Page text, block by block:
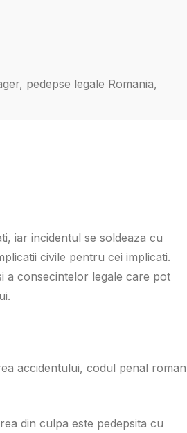
pedepse legale Romania,
iar incidentul se soldeaza cu
civile pentru cei implicati.
a consecintelor legale care pot
accidentului, codul penal roman
din culpa este pedepsita cu